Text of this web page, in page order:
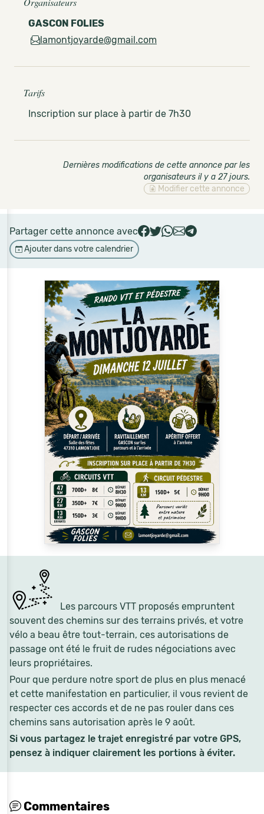
Les parcours VTT proposés empruntent
souvent des chemins sur des terrains privés, et votre
vélo a beau être tout-terrain, ces autorisations de
passage ont été le fruit de rudes négociations avec
leurs propriétaires.
Pour que perdure notre sport de plus en plus menacé
et cette manifestation en particulier, il vous revient de
respecter ces accords et de ne pas rouler dans ces
chemins sans autorisation après le 9 août.
Si vous partagez le trajet enregistré par votre GPS,
pensez à indiquer clairement les portions à éviter.
GASCON FOLIES
lamontjoyarde@gmail.com
Tarifs
Inscription sur place à partir de 7h30
Dernières modifications de cette annonce par les
organisateurs il y a 27 jours.
Modifier cette annonce
Partager cette annonce avec
Ajouter dans votre calendrier
Commentaires